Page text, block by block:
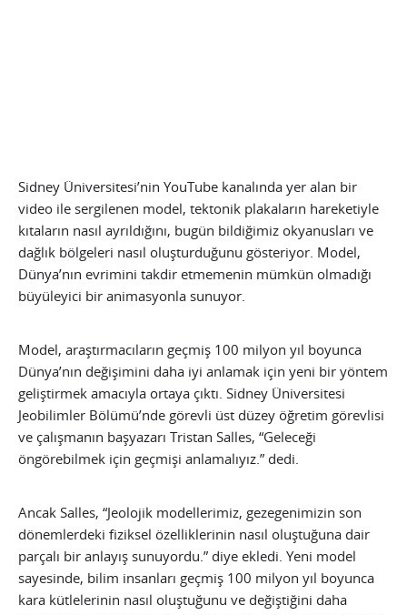
Sidney Üniversitesi’nin YouTube kanalında yer alan bir
video ile sergilenen model, tektonik plakaların hareketiyle
kıtaların nasıl ayrıldığını, bugün bildiğimiz okyanusları ve
dağlık bölgeleri nasıl oluşturduğunu gösteriyor. Model,
Dünya’nın evrimini takdir etmemenin mümkün olmadığı
büyüleyici bir animasyonla sunuyor.
Model, araştırmacıların geçmiş 100 milyon yıl boyunca
Dünya’nın değişimini daha iyi anlamak için yeni bir yöntem
geliştirmek amacıyla ortaya çıktı. Sidney Üniversitesi
Jeobilimler Bölümü’nde görevli üst düzey öğretim görevlisi
ve çalışmanın başyazarı Tristan Salles, “Geleceği
öngörebilmek için geçmişi anlamalıyız.” dedi.
Ancak Salles, “Jeolojik modellerimiz, gezegenimizin son
dönemlerdeki fiziksel özelliklerinin nasıl oluştuğuna dair
parçalı bir anlayış sunuyordu.” diye ekledi. Yeni model
sayesinde, bilim insanları geçmiş 100 milyon yıl boyunca
kara kütlelerinin nasıl oluştuğunu ve değiştiğini daha